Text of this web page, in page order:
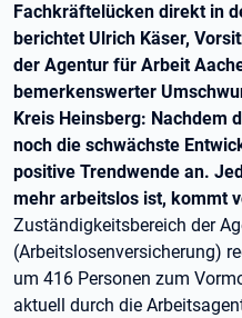
Fachkräftelücken direkt in
berichtet Ulrich Käser,
der Agentur für Arbeit
bemerkenswerter
Kreis Heinsberg: Nachdem
noch die schwächste
positive Trendwende an.
mehr arbeitslos ist, kommt
Zuständigkeitsbereich der
(Arbeitslosenversicherung)
um 416 Personen zum
aktuell durch die